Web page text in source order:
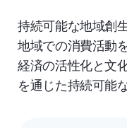
持続可能な地域創
地域での消費活動
経済の活性化と文
を通じた持続可能